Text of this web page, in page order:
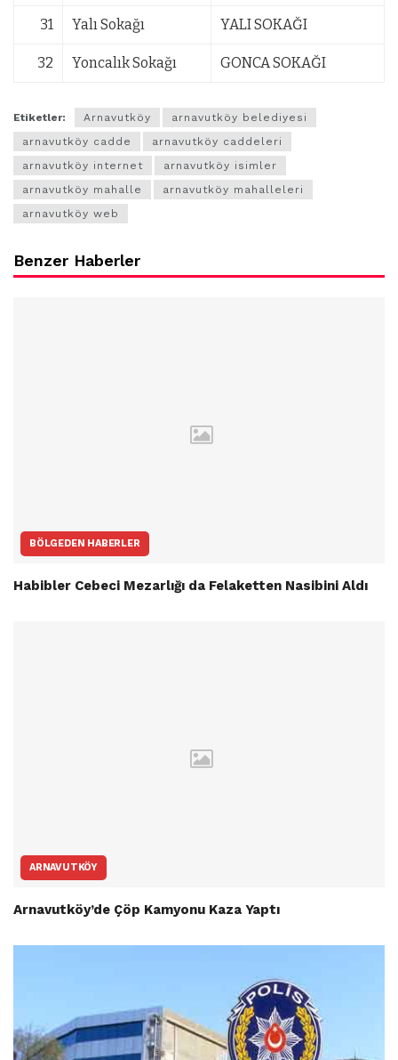
31 Yalı Sokağı YALI SOKAĞI
32 Yoncalık Sokağı GONCA SOKAĞI
Etiketler: Arnavutköy
arnavutköy belediyesi
arnavutköy cadde
arnavutköy caddeleri
arnavutköy internet
arnavutköy isimler
arnavutköy mahalle
arnavutköy mahalleleri
arnavutköy web
Benzer Haberler
BÖLGEDEN HABERLER
Habibler Cebeci Mezarlığı da Felaketten Nasibini Aldı
ARNAVUTKÖY
Arnavutköy’de Çöp Kamyonu Kaza Yaptı